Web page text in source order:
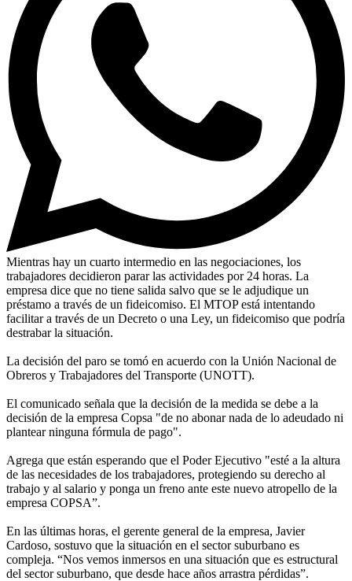
Mientras hay un cuarto intermedio en las negociaciones, los
trabajadores decidieron parar las actividades por 24 horas. La
empresa dice que no tiene salida salvo que se le adjudique un
préstamo a través de un fideicomiso. El MTOP está intentando
facilitar a través de un Decreto o una Ley, un fideicomiso que podría
destrabar la situación.
La decisión del paro se tomó en acuerdo con la Unión Nacional de
Obreros y Trabajadores del Transporte (UNOTT).
El comunicado señala que la decisión de la medida se debe a la
decisión de la empresa Copsa "de no abonar nada de lo adeudado ni
plantear ninguna fórmula de pago".
Agrega que están esperando que el Poder Ejecutivo "esté a la altura
de las necesidades de los trabajadores, protegiendo su derecho al
trabajo y al salario y ponga un freno ante este nuevo atropello de la
empresa COPSA”.
En las últimas horas, el gerente general de la empresa, Javier
Cardoso, sostuvo que la situación en el sector suburbano es
compleja. “Nos vemos inmersos en una situación que es estructural
del sector suburbano, que desde hace años arrastra pérdidas”.